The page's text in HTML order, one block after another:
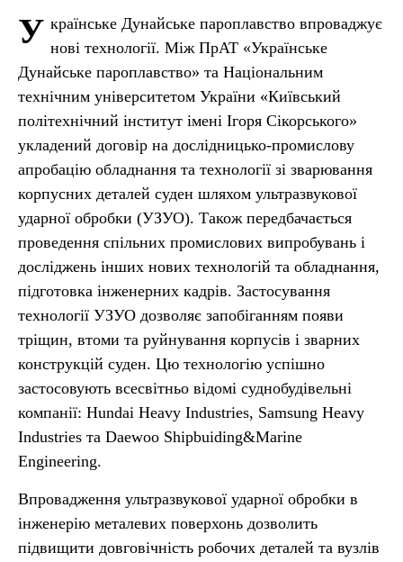
У країнське Дунайське пароплавство впроваджує
нові технології. Між ПрАТ «Українське
Дунайське пароплавство» та Національним
технічним університетом України «Київський
політехнічний інститут імені Ігоря Сікорського»
укладений договір на дослідницько-промислову
апробацію обладнання та технології зі зварювання
корпусних деталей суден шляхом ультразвукової
ударної обробки (УЗУО). Також передбачається
проведення спільних промислових випробувань і
досліджень інших нових технологій та обладнання,
підготовка інженерних кадрів. Застосування
технології УЗУО дозволяє запобіганням появи
тріщин, втоми та руйнування корпусів і зварних
конструкцій суден. Цю технологію успішно
застосовують всесвітньо відомі суднобудівельні
компанії: Hundai Heavy Industries, Samsung Heavy
Industries та Daewoo Shipbuiding&Marine
Engineering.
Впровадження ультразвукової ударної обробки в
інженерію металевих поверхонь дозволить
підвищити довговічність робочих деталей та вузлів